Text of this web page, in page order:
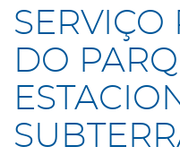
SERVIÇO
DO